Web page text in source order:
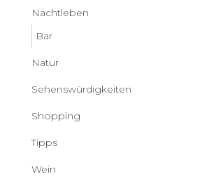
Nachtleben
Bar
Natur
Sehenswürdigkeiten
Shopping
Tipps
Wein